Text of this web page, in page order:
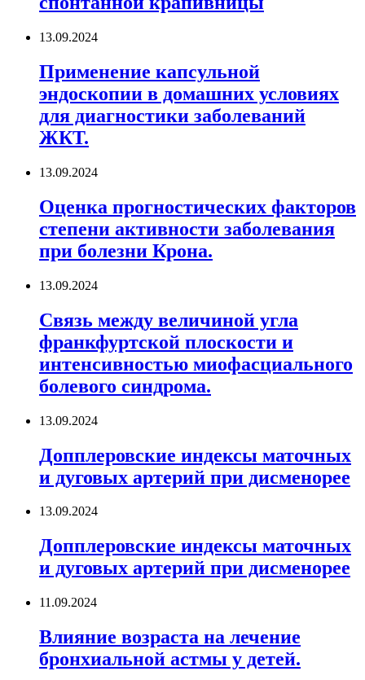
13.09.2024
Применение капсульной
эндоскопии в домашних условиях
для диагностики заболеваний
ЖКТ.
13.09.2024
Оценка прогностических факторов
степени активности заболевания
при болезни Крона.
13.09.2024
Связь между величиной угла
франкфуртской плоскости и
интенсивностью миофасциального
болевого синдрома.
13.09.2024
Допплеровские индексы маточных
и дуговых артерий при дисменорее
13.09.2024
Допплеровские индексы маточных
и дуговых артерий при дисменорее
11.09.2024
Влияние возраста на лечение
бронхиальной астмы у детей.